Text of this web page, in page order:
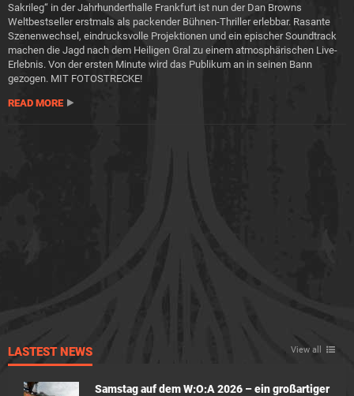
Sakrileg“ in der Jahrhunderthalle Frankfurt ist nun der Dan Browns
Weltbestseller erstmals als packender Bühnen-Thriller erlebbar. Rasante
Szenenwechsel, eindrucksvolle Projektionen und ein epischer Soundtrack
machen die Jagd nach dem Heiligen Gral zu einem atmosphärischen Live-
Erlebnis. Von der ersten Minute wird das Publikum an in seinen Bann
gezogen. MIT FOTOSTRECKE!
READ MORE
LASTEST NEWS View all
Samstag auf dem W:O:A 2026 – ein großartiger